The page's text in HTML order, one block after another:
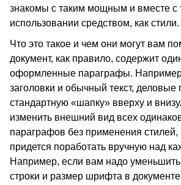
знакомы с таким мощным и вместе
использовании средством, как стили.
Что это такое и чем они могут вам
документ, как правило, содержит
оформленные параграфы. Например,
заголовки и обычный текст,
стандартную «шапку» вверху и
изменить внешний вид всех
параграфов без применения
придется поработать вручную над
Например, если вам надо уменьшить
строки и размер шрифта в